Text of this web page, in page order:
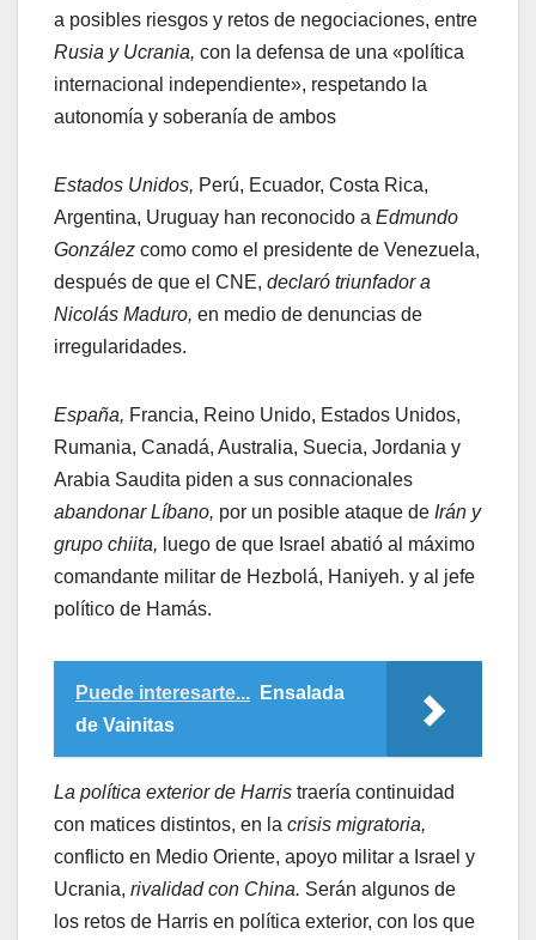
a posibles riesgos y retos de negociaciones, entre
Rusia y Ucrania, con la defensa de una «política
internacional independiente», respetando la
autonomía y soberanía de ambos
Estados Unidos, Perú, Ecuador, Costa Rica,
Argentina, Uruguay han reconocido a Edmundo
González como como el presidente de Venezuela,
después de que el CNE, declaró triunfador a
Nicolás Maduro, en medio de denuncias de
irregularidades.
España, Francia, Reino Unido, Estados Unidos,
Rumania, Canadá, Australia, Suecia, Jordania y
Arabia Saudita piden a sus connacionales
abandonar Líbano, por un posible ataque de Irán y
grupo chiita, luego de que Israel abatió al máximo
comandante militar de Hezbolá, Haniyeh. y al jefe
político de Hamás.
Puede interesarte...
Ensalada
de Vainitas
La política exterior de Harris traería continuidad
con matices distintos, en la crisis migratoria,
conflicto en Medio Oriente, apoyo militar a Israel y
Ucrania, rivalidad con China. Serán algunos de
los retos de Harris en política exterior, con los que